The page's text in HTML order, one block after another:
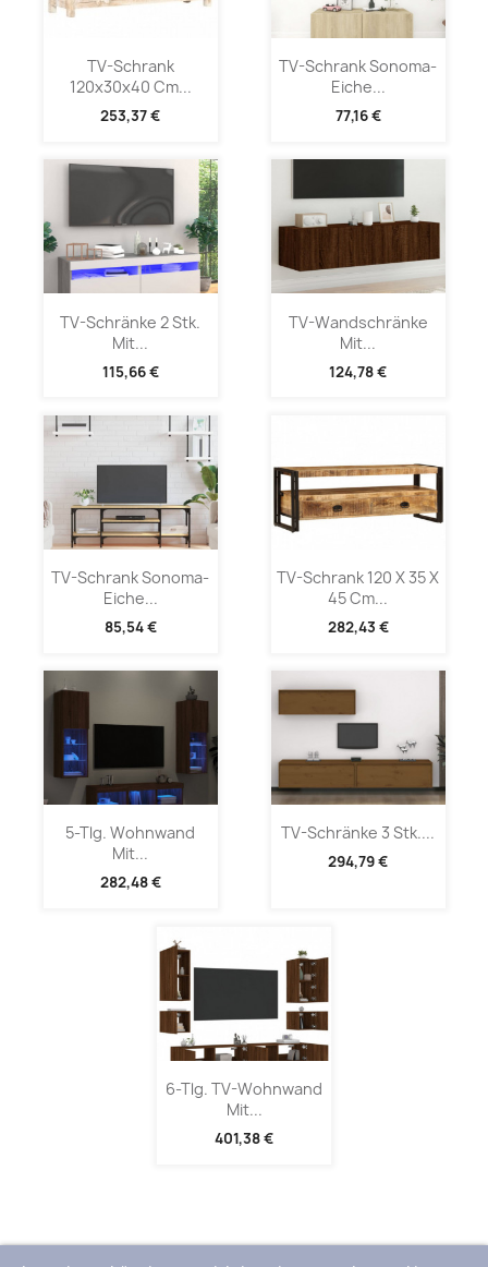
TV-Schrank
120x30x40 Cm...
253,37 €
TV-Schrank Sonoma-
Eiche...
77,16 €
TV-Schränke 2 Stk.
Mit...
115,66 €
TV-Wandschränke
Mit...
124,78 €
TV-Schrank Sonoma-
Eiche...
85,54 €
TV-Schrank 120 X 35 X
45 Cm...
282,43 €
5-Tlg. Wohnwand
Mit...
282,48 €
TV-Schränke 3 Stk....
294,79 €
6-Tlg. TV-Wohnwand
Mit...
401,38 €